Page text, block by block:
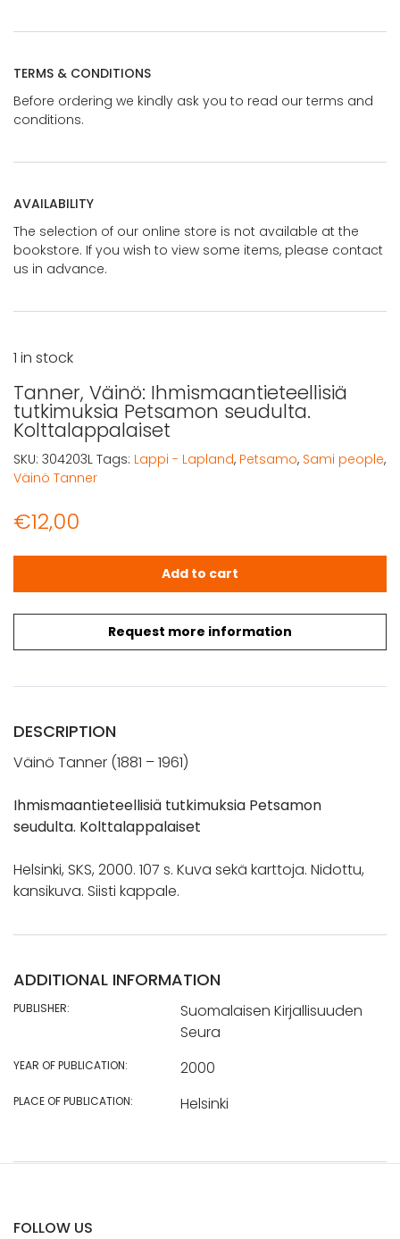
TERMS & CONDITIONS
Before ordering we kindly ask you to read our terms and
conditions.
AVAILABILITY
The selection of our online store is not available at the
bookstore. If you wish to view some items, please contact
us in advance.
Tanner, Väinö: Ihmismaantieteellisiä
tutkimuksia Petsamon seudulta.
Kolttalappalaiset
€12,00
Request more information
1 in stock
Tanner, Väinö: Ihmismaantieteellisiä tutkimuksia
Add to cart
SKU: 304203L Tags: Lappi - Lapland, Petsamo, Sami people,
Väinö Tanner
DESCRIPTION
Väinö Tanner (1881 – 1961)
Ihmismaantieteellisiä tutkimuksia Petsamon
seudulta. Kolttalappalaiset
Helsinki, SKS, 2000. 107 s. Kuva sekä karttoja. Nidottu,
kansikuva. Siisti kappale.
ADDITIONAL INFORMATION
PUBLISHER:
Suomalaisen Kirjallisuuden
Seura
YEAR OF PUBLICATION: 2000
PLACE OF PUBLICATION: Helsinki
FOLLOW US